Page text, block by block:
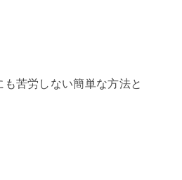
も苦労しない簡単な方法と